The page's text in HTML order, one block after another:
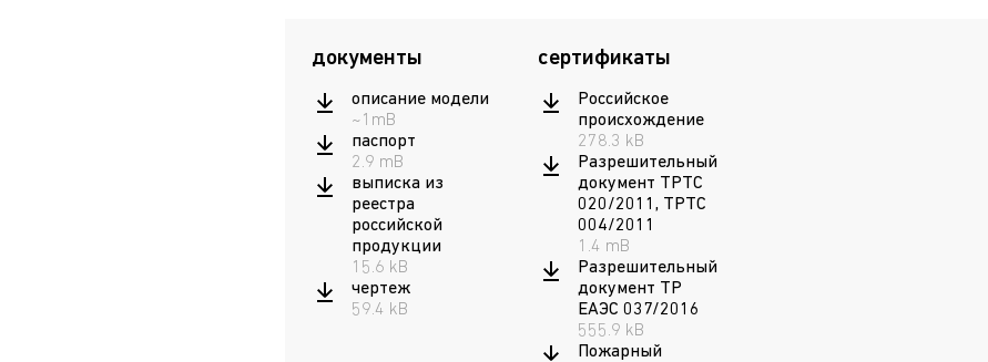
документы
описание модели
~1mB
паспорт
2.9 mB
выписка из
реестра
российской
продукции
15.6 kB
чертеж
59.4 kB
сертификаты
Российское
происхождение
278.3 kB
Разрешительный
документ ТРТС
020/2011, ТРТС
004/2011
1.4 mB
Разрешительный
документ ТР
ЕАЭС 037/2016
555.9 kB
Пожарный